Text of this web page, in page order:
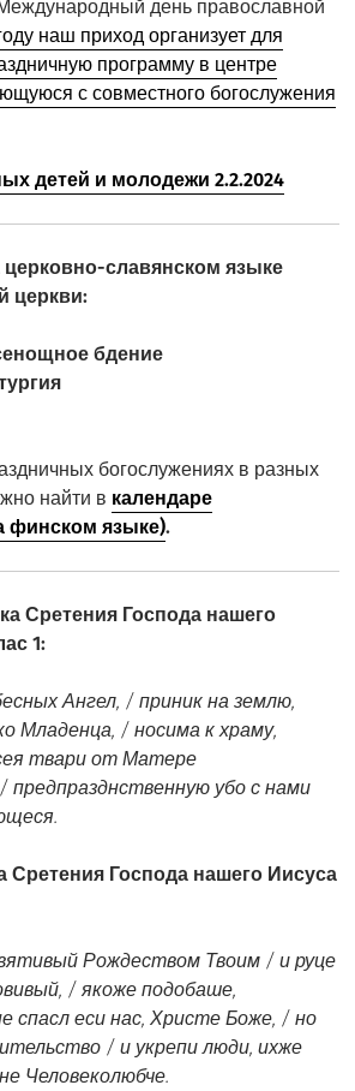
день православной
наш приход организует для
программу в центре
с совместного богослужения
детей и молодежи 2.2.2024
славянском языке
церкви:
бдение
богослужениях в разных
найти в календаре
финском языке).
Сретения Господа нашего
1:
Ангел, / приник на землю,
Младенца, / носима к храму,
твари от Матере
предпразднственную убо с нами
Сретения Господа нашего Иисуса
Рождеством Твоим / и руце
/ якоже подобаше,
спасл еси нас, Христе Боже, / но
/ и укрепи люди, ихже
Человеколюбче.